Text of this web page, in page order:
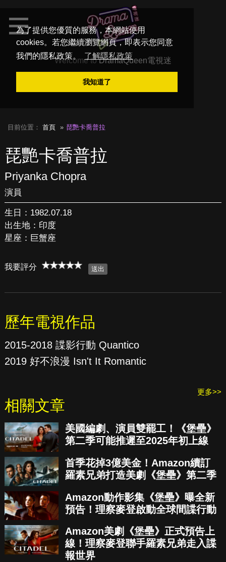
為了提供您優質的服務，本網站使用
cookies。若您繼續瀏覽網頁，即表示您同意
我們的隱私政策。
了解隱私政策
我知道了
Welcome toDramaQueen電視迷
目前位置： 首頁 琵艷卡喬普拉
琵艷卡喬普拉
Priyanka Chopra
演員
生日：1982.07.18
出生地：印度
星座：巨蟹座
我要評分
歷年電視作品
2015-2018 諜影行動 Quantico
2019 好不浪漫 Isn't It Romantic
更多>>
相關文章
美國編劇、演員雙罷工！《堡壘》
第二季可能推遲至2025年初上線
首季花掉3億美金！Amazon續訂
羅素兄弟打造美劇《堡壘》第二季
Amazon動作影集《堡壘》曝全新
預告！理察麥登啟動全球間諜行動
Amazon美劇《堡壘》正式預告上
線！理察麥登聯手羅素兄弟走入諜
報世界